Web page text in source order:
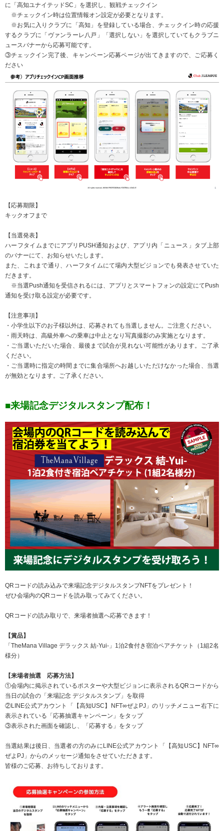
に「高知ユナイテッドSC」を選択し、観戦チェックイン
※チェックイン時は位置情報オン設定が必要となります。
※お気に入りクラブに「高知」を登録している場合、チェックイン時の応援
するクラブに「ヴァンラーレ八戸」「選択しない」を選択していてもクラブニ
ュースバナーから応募可能です。
③チェックイン完了後、キャンペーン応募ページが出てきますので、ご応募く
ださい
【応募期限】
キックオフまで
【当選発表】
ハーフタイムまでにアプリPUSH通知および、アプリ内「ニュース」タブ上部
のバナーにて、お知らせいたします。
また、これまで通り、ハーフタイムにて場内大型ビジョンでも発表させていた
だきます。
※当選Push通知を受信されるには、アプリとスマートフォンの設定にてPush
通知を受け取る設定が必要です。
【注意事項】
・小学生以下のお子様以外は、応募されても当選しません。ご注意ください。
・雨天時は、高級外車への乗車は中止となり写真撮影のみ実施となります。
・ご当選いただいた場合、最後まで試合が見れない可能性があります。ご了承
ください。
・ご当選時に指定の時間までに集合場所へお越しいただけなかった場合、当選
が無効となります。ご了承ください。
■来場記念デジタルスタンプ配布！
QRコードの読み込みで来場記念デジタルスタンプNFTをプレゼント！
ぜひ会場内のQRコードを読み取ってみてください。
QRコードの読み取りで、来場者抽選へ応募できます！
【賞品】
「TheMana Village デラックス 結-Yui-」1泊2食付き宿泊ペアチケット（1組2名
様分）
【来場者抽選 応募方法】
①会場内に掲示されているポスターや大型ビジョンに表示されるQRコードから
当日の試合の「来場記念 デジタルスタンプ」を取得
②LINE公式アカウント「【高知USC】NFT∞ぜよPJ」のリッチメニュー右下に
表示されている「応募抽選キャンペーン」をタップ
③表示された画面を確認し、「応募する」をタップ
当選結果は後日、当選者の方のみにLINE公式アカウント「【高知USC】NFT∞
ぜよPJ」からのメッセージ通知をさせていただきます。
皆様のご応募、お待ちしております。